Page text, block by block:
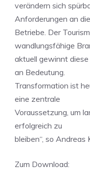
verändern sich
Anforderungen an die
Betriebe. Der
wandlungsfähige
aktuell gewinnt
an Bedeutung.
Transformation ist
eine zentrale
Voraussetzung, um
erfolgreich zu
bleiben“, so Andreas
Zum Download: